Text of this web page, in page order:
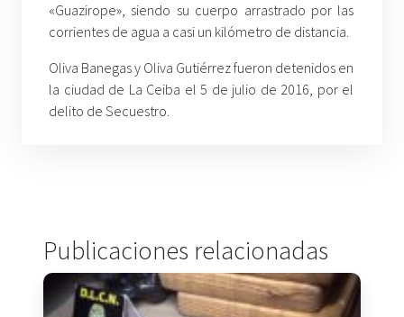
«Guazirope», siendo su cuerpo arrastrado por las
corrientes de agua a casi un kilómetro de distancia.
Oliva Banegas y Oliva Gutiérrez fueron detenidos en
la ciudad de La Ceiba el 5 de julio de 2016, por el
delito de Secuestro.
Publicaciones relacionadas